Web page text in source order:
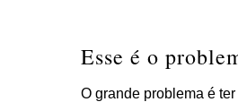
Esse é o
O grande problema é